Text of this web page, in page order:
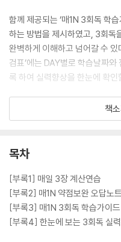
함께 제공되는 ‘매1N 3회독 학
하는 방법을 제시하였고, 3회독
완벽하게 이해하고 넘어갈 수
검표’에는 DAY별로 학습날짜
록 하여 실력향상을 한눈에 확인
특별부록으로 제공되는 ‘매일 3
의 문제 풀이 시 중요한 계산 시
이실력 체크를 통해 매일 단축되
틀렸거나 몰라서 풀지 못한 문제
실하게 점검할 수 있도록 하였다
지 않는 문제에 대해 더욱 정확
직강의 해당 교재 연계 무료특강
책
목차
[부록1] 매일 3장 계산연습
[부록2] 매1N 약점보완 오답노트
[부록3] 매1N 3회독 학습가이드
[부록4] 한눈에 보는 3회독 실